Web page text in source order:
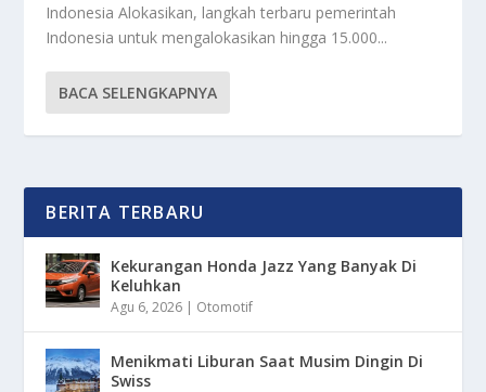
Indonesia Alokasikan, langkah terbaru pemerintah
Indonesia untuk mengalokasikan hingga 15.000...
BACA SELENGKAPNYA
BERITA TERBARU
Kekurangan Honda Jazz Yang Banyak Di
Keluhkan
Agu 6, 2026 | Otomotif
Menikmati Liburan Saat Musim Dingin Di
Swiss